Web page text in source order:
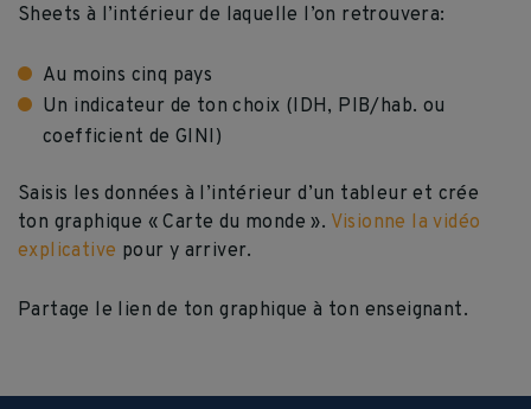
Sheets à l’intérieur de laquelle l’on retrouvera:
Au moins cinq pays
Un indicateur de ton choix (IDH, PIB/hab. ou
coefficient de GINI)
Saisis les données à l’intérieur d’un tableur et crée
ton graphique « Carte du monde ». Visionne la vidéo
explicative pour y arriver.
Partage le lien de ton graphique à ton enseignant.